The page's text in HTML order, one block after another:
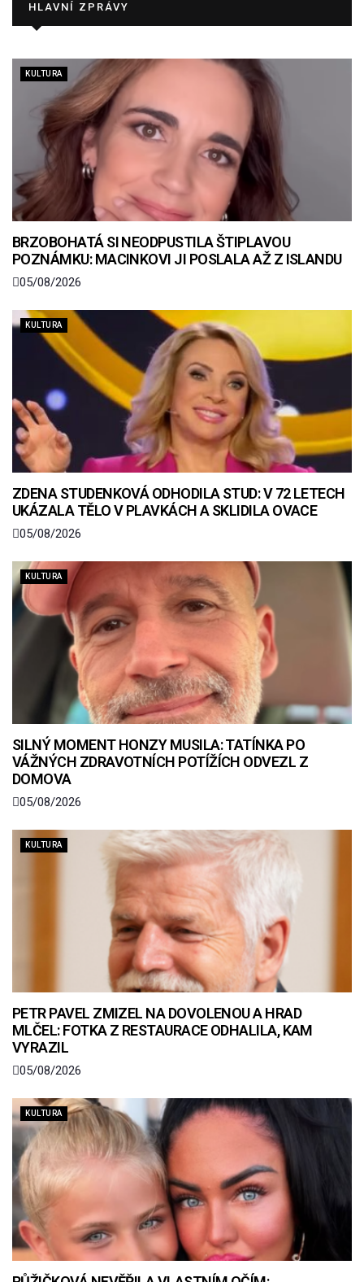
HLAVNÍ ZPRÁVY
KULTURA
BRZOBOHATÁ SI NEODPUSTILA ŠTIPLAVOU
POZNÁMKU: MACINKOVI JI POSLALA AŽ Z ISLANDU
05/08/2026
KULTURA
ZDENA STUDENKOVÁ ODHODILA STUD: V 72 LETECH
UKÁZALA TĚLO V PLAVKÁCH A SKLIDILA OVACE
05/08/2026
KULTURA
SILNÝ MOMENT HONZY MUSILA: TATÍNKA PO
VÁŽNÝCH ZDRAVOTNÍCH POTÍŽÍCH ODVEZL Z
DOMOVA
05/08/2026
KULTURA
PETR PAVEL ZMIZEL NA DOVOLENOU A HRAD
MLČEL: FOTKA Z RESTAURACE ODHALILA, KAM
VYRAZIL
05/08/2026
KULTURA